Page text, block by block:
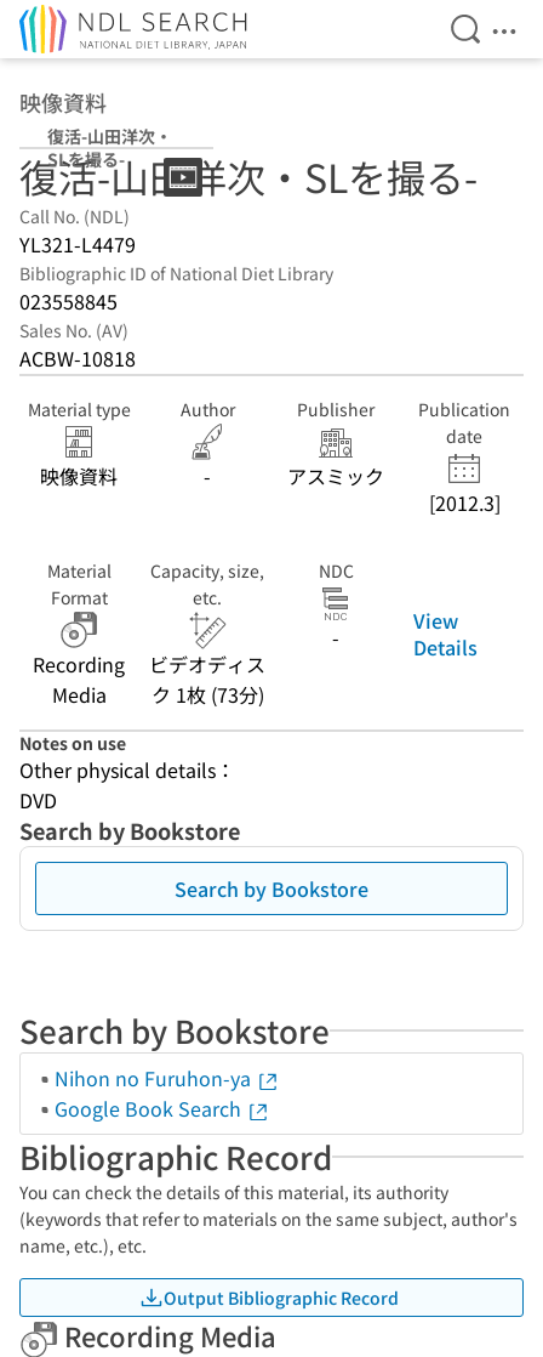
Open
映像資料
復活-山田洋次・
SLを撮る-
復活-山田洋次・SLを撮る-
Call No. (NDL)
YL321-L4479
Bibliographic ID of National Diet Library
023558845
Sales No. (AV)
ACBW-10818
Material type
映像資料
Author
-
Publisher
アスミック
Publication
date
[2012.3]
Material
Format
Recording
Media
Capacity, size,
etc.
ビデオディス
ク 1枚 (73分)
NDC
-
View
Details
Notes on use
Other physical details：
DVD
Search by Bookstore
Search by Bookstore
Search by Bookstore
Nihon no Furuhon-ya
Google Book Search
Bibliographic Record
You can check the details of this material, its authority
(keywords that refer to materials on the same subject, author's
name, etc.), etc.
Output Bibliographic Record
Recording Media